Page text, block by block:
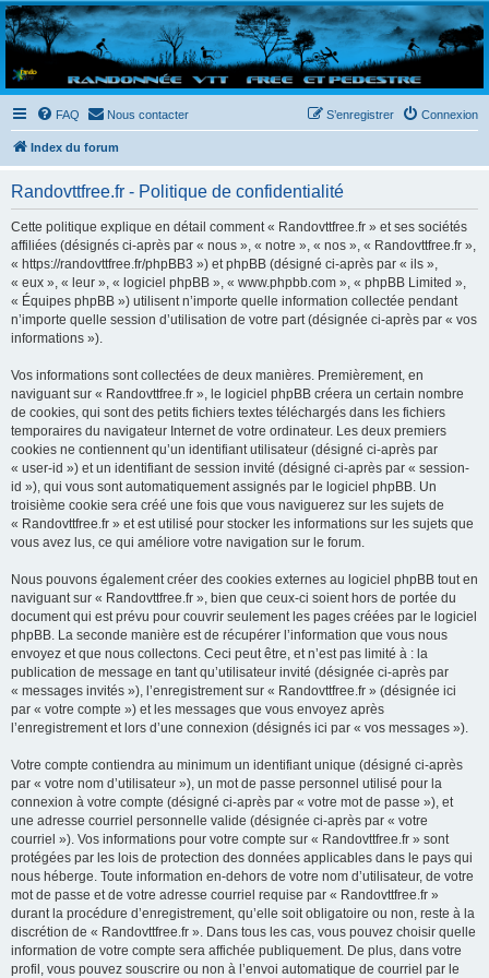
Randovttfree.fr
Bienvenue sur le site des randos vtt et pédestre de Bretagne . Bonne navigation sur le site
et bonnes randos dans l'Ouest !
FAQ Nous contacter Connexion
S’enregistrer
Index du forum
Randovttfree.fr - Politique de confidentialité
Cette politique explique en détail comment « Randovttfree.fr » et ses sociétés
affiliées (désignés ci-après par « nous », « notre », « nos », « Randovttfree.fr »,
« https://randovttfree.fr/phpBB3 ») et phpBB (désigné ci-après par « ils »,
« eux », « leur », « logiciel phpBB », « www.phpbb.com », « phpBB Limited »,
« Équipes phpBB ») utilisent n’importe quelle information collectée pendant
n’importe quelle session d’utilisation de votre part (désignée ci-après par « vos
informations »).
Vos informations sont collectées de deux manières. Premièrement, en
naviguant sur « Randovttfree.fr », le logiciel phpBB créera un certain nombre
de cookies, qui sont des petits fichiers textes téléchargés dans les fichiers
temporaires du navigateur Internet de votre ordinateur. Les deux premiers
cookies ne contiennent qu’un identifiant utilisateur (désigné ci-après par
« user-id ») et un identifiant de session invité (désigné ci-après par « session-
id »), qui vous sont automatiquement assignés par le logiciel phpBB. Un
troisième cookie sera créé une fois que vous naviguerez sur les sujets de
« Randovttfree.fr » et est utilisé pour stocker les informations sur les sujets que
vous avez lus, ce qui améliore votre navigation sur le forum.
Nous pouvons également créer des cookies externes au logiciel phpBB tout en
naviguant sur « Randovttfree.fr », bien que ceux-ci soient hors de portée du
document qui est prévu pour couvrir seulement les pages créées par le logiciel
phpBB. La seconde manière est de récupérer l’information que vous nous
envoyez et que nous collectons. Ceci peut être, et n’est pas limité à : la
publication de message en tant qu’utilisateur invité (désignée ci-après par
« messages invités »), l’enregistrement sur « Randovttfree.fr » (désignée ici
par « votre compte ») et les messages que vous envoyez après
l’enregistrement et lors d’une connexion (désignés ici par « vos messages »).
Votre compte contiendra au minimum un identifiant unique (désigné ci-après
par « votre nom d’utilisateur »), un mot de passe personnel utilisé pour la
connexion à votre compte (désigné ci-après par « votre mot de passe »), et
une adresse courriel personnelle valide (désignée ci-après par « votre
courriel »). Vos informations pour votre compte sur « Randovttfree.fr » sont
protégées par les lois de protection des données applicables dans le pays qui
nous héberge. Toute information en-dehors de votre nom d’utilisateur, de votre
mot de passe et de votre adresse courriel requise par « Randovttfree.fr »
durant la procédure d’enregistrement, qu’elle soit obligatoire ou non, reste à la
discrétion de « Randovttfree.fr ». Dans tous les cas, vous pouvez choisir quelle
information de votre compte sera affichée publiquement. De plus, dans votre
profil, vous pouvez souscrire ou non à l’envoi automatique de courriel par le